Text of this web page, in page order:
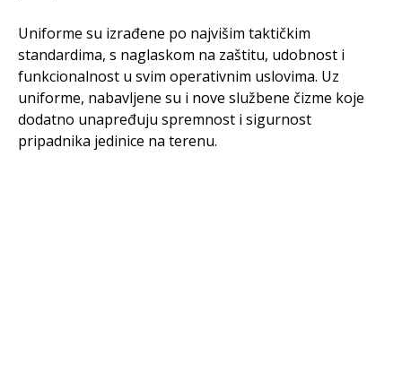
Uniforme su izrađene po najvišim taktičkim
standardima, s naglaskom na zaštitu, udobnost i
funkcionalnost u svim operativnim uslovima. Uz
uniforme, nabavljene su i nove službene čizme koje
dodatno unapređuju spremnost i sigurnost
pripadnika jedinice na terenu.